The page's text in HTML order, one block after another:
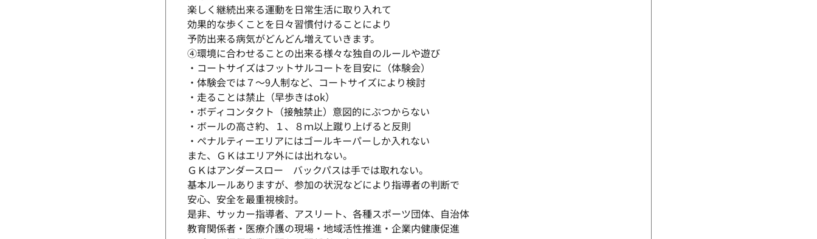
楽しく継続出来る運動を日常生活に取り入れて
効果的な歩くことを日々習慣付けることにより
予防出来る病気がどんどん増えていきます。
④環境に合わせることの出来る様々な独自のルールや遊び
・コートサイズはフットサルコートを目安に（体験会）
・体験会では７～9人制など、コートサイズにより検討
・走ることは禁止（早歩きはok）
・ボディコンタクト（接触禁止）意図的にぶつからない
・ボールの高さ約、１、８ｍ以上蹴り上げると反則
・ペナルティーエリアにはゴールキーパーしか入れない
また、ＧＫはエリア外には出れない。
ＧＫはアンダースロー バックパスは手では取れない。
基本ルールありますが、参加の状況などにより指導者の判断で
安心、安全を最重視検討。
是非、サッカー指導者、アスリート、各種スポーツ団体、自治体
教育関係者・医療介護の現場・地域活性推進・企業内健康促進